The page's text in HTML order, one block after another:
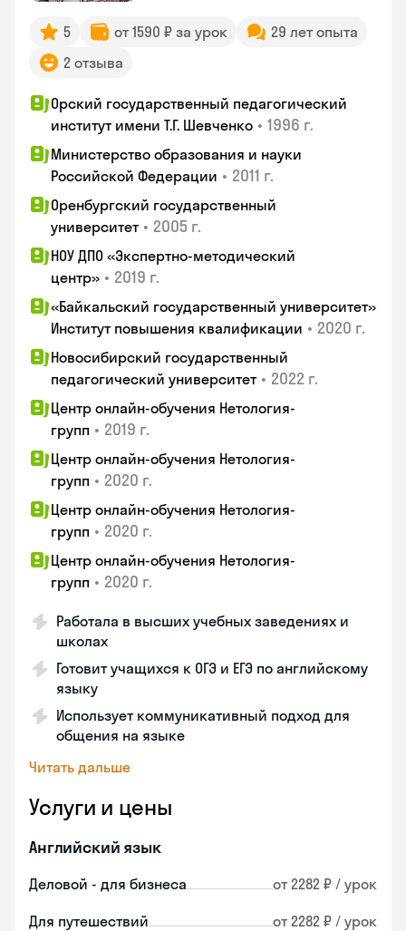
5 от 1590 ₽ за урок
29 лет опыта
2 отзыва
Орский государственный педагогический
институт имени Т.Г. Шевченко • 1996 г.
Министерство образования и науки
Российской Федерации • 2011 г.
Оренбургский государственный
университет • 2005 г.
НОУ ДПО «Экспертно-методический
центр» • 2019 г.
«Байкальский государственный университет»
Институт повышения квалификации • 2020 г.
Новосибирский государственный
педагогический университет • 2022 г.
Центр онлайн-обучения Нетология-
групп • 2019 г.
Центр онлайн-обучения Нетология-
групп • 2020 г.
Центр онлайн-обучения Нетология-
групп • 2020 г.
Центр онлайн-обучения Нетология-
групп • 2020 г.
Работала в высших учебных заведениях и
школах
Готовит учащихся к ОГЭ и ЕГЭ по английскому
языку
Использует коммуникативный подход для
общения на языке
Читать дальше
Услуги и цены
Английский язык
Деловой - для бизнеса от 2282 ₽ / урок
Для путешествий от 2282 ₽ / урок